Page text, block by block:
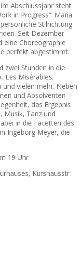
Abschlussjahr steht
in Progress“. Maria
Stilrichtung
Seit Dezember
eine Choreographie
perfekt abgestimmt.
zwei Stunden in die
Les Misérables,
vielen mehr. Neben
und Absolventen
das Ergebnis
Musik, Tanz und
in die Facetten des
Ingeborg Meyer, die
19 Uhr
Kurshausstr.